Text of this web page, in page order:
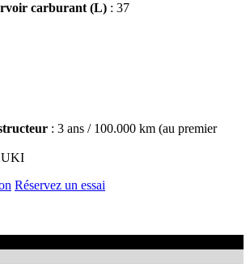
carburant (L) : 37
: 3 ans / 100.000 km (au premier
Réservez un essai